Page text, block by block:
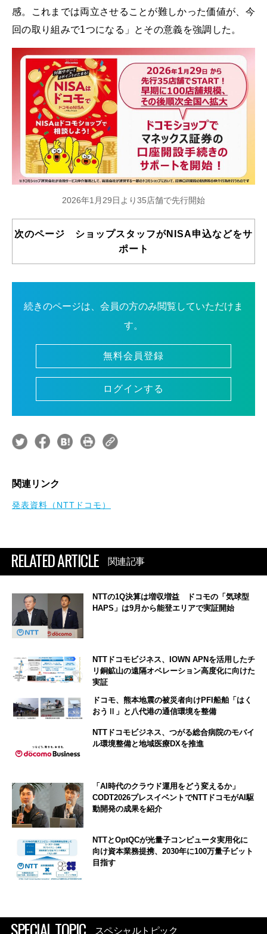
感。これまでは両立させることが難しかった価値が、今
回の取り組みで1つになる」とその意義を強調した。
2026年1月29日より35店舗で先行開始
次のページ ショップスタッフがNISA申込などをサ
ポート
続きのページは、会員の方のみ閲覧していただけま
す。
無料会員登録
ログインする
関連リンク
発表資料（NTTドコモ）
RELATED ARTICLE 関連記事
NTTの1Q決算は増収増益 ドコモの「気球型
HAPS」は9月から能登エリアで実証開始
NTTドコモビジネス、IOWN APNを活用したチ
リ銅鉱山の遠隔オペレーション高度化に向けた
実証
ドコモ、熊本地震の被災者向けPFI船舶「はく
おうⅡ」と八代港の通信環境を整備
NTTドコモビジネス、つがる総合病院のモバイ
ル環境整備と地域医療DXを推進
「AI時代のクラウド運用をどう変えるか」
CODT2026プレスイベントでNTTドコモがAI駆
動開発の成果を紹介
NTTとOptQCが光量子コンピュータ実用化に
向け資本業務提携、2030年に100万量子ビット
目指す
スペシャルトピック